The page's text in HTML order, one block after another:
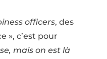
officers, des
», c’est pour
mais on est là